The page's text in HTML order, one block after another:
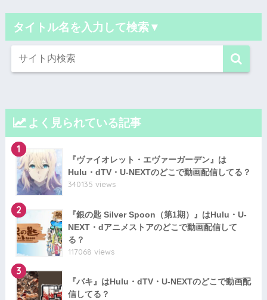
タイトル名を入力して検索▼
よく見られている記事
1
『ヴァイオレット・エヴァーガーデン』は
Hulu・dTV・U-NEXTのどこで動画配信してる？
340135 views
2
『銀の匙 Silver Spoon（第1期）』はHulu・U-
NEXT・dアニメストアのどこで動画配信して
る？
117068 views
3
『バキ』はHulu・dTV・U-NEXTのどこで動画配
信してる？